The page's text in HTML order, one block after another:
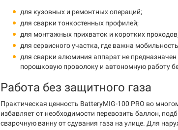
для кузовных и ремонтных операций;
для сварки тонкостенных профилей;
для монтажных прихваток и коротких
для сервисного участка, где важна
для сварки алюминия аппарат не
порошковую проволоку и автономную работу
Работа без защитного газа
Практическая ценность BatteryMIG-100 PRO во
избавляет от необходимости перевозить баллон,
сварочную ванну от сдувания газа на улице. Для